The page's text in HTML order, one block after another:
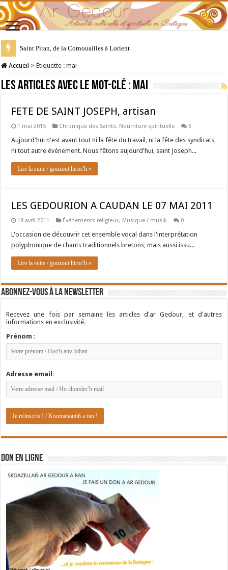
Saint Piran, de la Cornouailles à Lorient
28 juillet : Saint Samson de Dol, père de la Bretagne chrétienne
Accueil > Étiquette :mai
Les articles avec le mot-clé : mai
FETE DE SAINT JOSEPH, artisan
1 mai 2015 Chronique des Saints, Nourriture spirituelle 3
Aujourd'hui n'est avant tout ni la fête du travail, ni la fête des syndicats,
ni tout autre événement. Nous fêtons aujourd'hui, saint Joseph...
Lire la suite / gouzout hiroc'h »
LES GEDOURION A CAUDAN LE 07 MAI 2011
18 avril 2011 Événements religieux, Musique / musik 0
L'occasion de découvrir cet ensemble vocal dans l'interprétation
polyphonique de chants traditionnels bretons, mais aussi issu...
Lire la suite / gouzout hiroc'h »
Abonnez-vous à la newsletter
Recevez une fois par semaine les articles d'ar Gedour, et d'autres
informations en exclusivité.
Prénom :
Adresse email:
DON EN LIGNE